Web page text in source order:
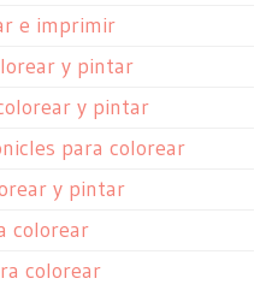
e imprimir
y pintar
y pintar
para colorear
y pintar
colorear
colorear